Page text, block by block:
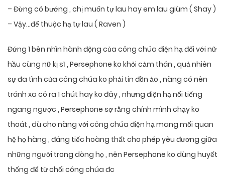
– Đừng có bướng , chị muốn tự lau hay em lau giùm ( Shay )
– Vậy…để thuộc hạ tự lau ( Raven )
Đứng 1 bên nhìn hành động của công chúa điện hạ đối với nữ
hầu cùng nữ kị sĩ , Persephone ko khỏi cảm thán , quả nhiên
sự đa tình của công chúa ko phải tin đồn ảo , nàng có nên
tránh xa cô ra 1 chút hay ko đây , nhưng điện hạ nổi tiếng
ngang ngược , Persephone sợ rằng chính mình chạy ko
thoát , dù cho nàng với công chúa điện hạ mang mối quan
hệ họ hàng , đáng tiếc hoàng thất cho phép yêu đương giữa
những người trong dòng họ , nên Persephone ko dùng huyết
thống để từ chối công chúa đc